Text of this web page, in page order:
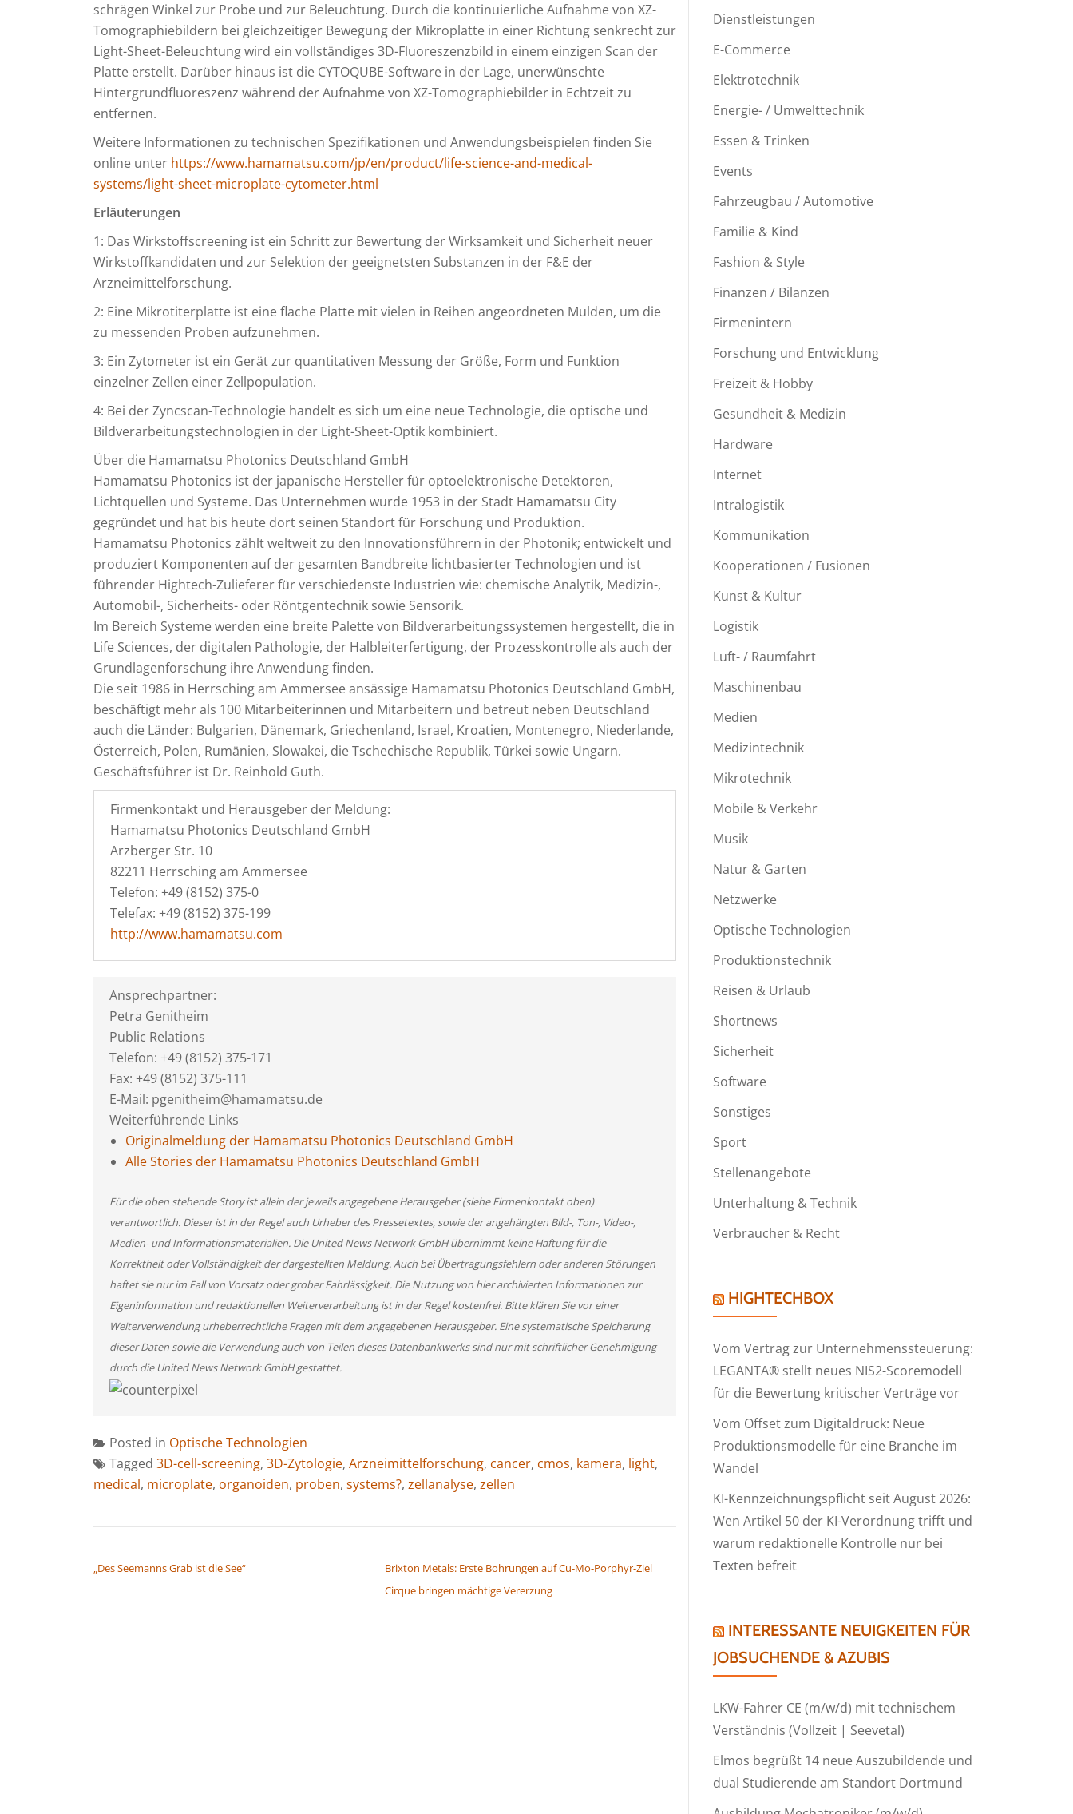
schrägen Winkel zur Probe und zur Beleuchtung. Durch die kontinuierliche Aufnahme von XZ-
Tomographiebildern bei gleichzeitiger Bewegung der Mikroplatte in einer Richtung senkrecht zur
Light-Sheet-Beleuchtung wird ein vollständiges 3D-Fluoreszenzbild in einem einzigen Scan der
Platte erstellt. Darüber hinaus ist die CYTOQUBE-Software in der Lage, unerwünschte
Hintergrundfluoreszenz während der Aufnahme von XZ-Tomographiebilder in Echtzeit zu
entfernen.
Weitere Informationen zu technischen Spezifikationen und Anwendungsbeispielen finden Sie
online unter https://www.hamamatsu.com/jp/en/product/life-science-and-medical-
systems/light-sheet-microplate-cytometer.html
Erläuterungen
1: Das Wirkstoffscreening ist ein Schritt zur Bewertung der Wirksamkeit und Sicherheit neuer
Wirkstoffkandidaten und zur Selektion der geeignetsten Substanzen in der F&E der
Arzneimittelforschung.
2: Eine Mikrotiterplatte ist eine flache Platte mit vielen in Reihen angeordneten Mulden, um die
zu messenden Proben aufzunehmen.
3: Ein Zytometer ist ein Gerät zur quantitativen Messung der Größe, Form und Funktion
einzelner Zellen einer Zellpopulation.
4: Bei der Zyncscan-Technologie handelt es sich um eine neue Technologie, die optische und
Bildverarbeitungstechnologien in der Light-Sheet-Optik kombiniert.
Über die Hamamatsu Photonics Deutschland GmbH
Hamamatsu Photonics ist der japanische Hersteller für optoelektronische Detektoren,
Lichtquellen und Systeme. Das Unternehmen wurde 1953 in der Stadt Hamamatsu City
gegründet und hat bis heute dort seinen Standort für Forschung und Produktion.
Hamamatsu Photonics zählt weltweit zu den Innovationsführern in der Photonik; entwickelt und
produziert Komponenten auf der gesamten Bandbreite lichtbasierter Technologien und ist
führender Hightech-Zulieferer für verschiedenste Industrien wie: chemische Analytik, Medizin-,
Automobil-, Sicherheits- oder Röntgentechnik sowie Sensorik.
Im Bereich Systeme werden eine breite Palette von Bildverarbeitungssystemen hergestellt, die in
Life Sciences, der digitalen Pathologie, der Halbleiterfertigung, der Prozesskontrolle als auch der
Grundlagenforschung ihre Anwendung finden.
Die seit 1986 in Herrsching am Ammersee ansässige Hamamatsu Photonics Deutschland GmbH,
beschäftigt mehr als 100 Mitarbeiterinnen und Mitarbeitern und betreut neben Deutschland
auch die Länder: Bulgarien, Dänemark, Griechenland, Israel, Kroatien, Montenegro, Niederlande,
Österreich, Polen, Rumänien, Slowakei, die Tschechische Republik, Türkei sowie Ungarn.
Geschäftsführer ist Dr. Reinhold Guth.
Firmenkontakt und Herausgeber der Meldung:
Hamamatsu Photonics Deutschland GmbH
Arzberger Str. 10
82211 Herrsching am Ammersee
Telefon: +49 (8152) 375-0
Telefax: +49 (8152) 375-199
http://www.hamamatsu.com
Ansprechpartner:
Petra Genitheim
Public Relations
Telefon: +49 (8152) 375-171
Fax: +49 (8152) 375-111
E-Mail: pgenitheim@hamamatsu.de
Weiterführende Links
Originalmeldung der Hamamatsu Photonics Deutschland GmbH
Alle Stories der Hamamatsu Photonics Deutschland GmbH
Für die oben stehende Story ist allein der jeweils angegebene Herausgeber (siehe Firmenkontakt oben)
verantwortlich. Dieser ist in der Regel auch Urheber des Pressetextes, sowie der angehängten Bild-, Ton-, Video-,
Medien- und Informationsmaterialien. Die United News Network GmbH übernimmt keine Haftung für die
Korrektheit oder Vollständigkeit der dargestellten Meldung. Auch bei Übertragungsfehlern oder anderen Störungen
haftet sie nur im Fall von Vorsatz oder grober Fahrlässigkeit. Die Nutzung von hier archivierten Informationen zur
Eigeninformation und redaktionellen Weiterverarbeitung ist in der Regel kostenfrei. Bitte klären Sie vor einer
Weiterverwendung urheberrechtliche Fragen mit dem angegebenen Herausgeber. Eine systematische Speicherung
dieser Daten sowie die Verwendung auch von Teilen dieses Datenbankwerks sind nur mit schriftlicher Genehmigung
durch die United News Network GmbH gestattet.
Posted in Optische Technologien
Tagged 3D-cell-screening, 3D-Zytologie, Arzneimittelforschung, cancer, cmos, kamera, light,
medical, microplate, organoiden, proben, systems?, zellanalyse, zellen
„Des Seemanns Grab ist die See“
Brixton Metals: Erste Bohrungen auf Cu-Mo-Porphyr-Ziel
Cirque bringen mächtige Vererzung
Dienstleistungen
E-Commerce
Elektrotechnik
Energie- / Umwelttechnik
Essen & Trinken
Events
Fahrzeugbau / Automotive
Familie & Kind
Fashion & Style
Finanzen / Bilanzen
Firmenintern
Forschung und Entwicklung
Freizeit & Hobby
Gesundheit & Medizin
Hardware
Internet
Intralogistik
Kommunikation
Kooperationen / Fusionen
Kunst & Kultur
Logistik
Luft- / Raumfahrt
Maschinenbau
Medien
Medizintechnik
Mikrotechnik
Mobile & Verkehr
Musik
Natur & Garten
Netzwerke
Optische Technologien
Produktionstechnik
Reisen & Urlaub
Shortnews
Sicherheit
Software
Sonstiges
Sport
Stellenangebote
Unterhaltung & Technik
Verbraucher & Recht
HIGHTECHBOX
Vom Vertrag zur Unternehmenssteuerung:
LEGANTA® stellt neues NIS2-Scoremodell
für die Bewertung kritischer Verträge vor
Vom Offset zum Digitaldruck: Neue
Produktionsmodelle für eine Branche im
Wandel
KI-Kennzeichnungspflicht seit August 2026:
Wen Artikel 50 der KI-Verordnung trifft und
warum redaktionelle Kontrolle nur bei
Texten befreit
INTERESSANTE NEUIGKEITEN FÜR
JOBSUCHENDE & AZUBIS
LKW-Fahrer CE (m/w/d) mit technischem
Verständnis (Vollzeit | Seevetal)
Elmos begrüßt 14 neue Auszubildende und
dual Studierende am Standort Dortmund